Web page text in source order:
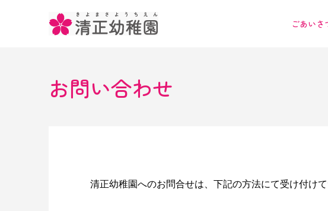
ごあいさ
お問い合わせ
清正幼稚園へのお問合せは、下記の方法にて受け付け